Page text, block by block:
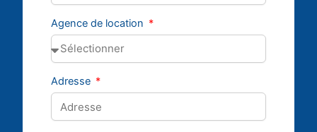
Agence de location
Adresse